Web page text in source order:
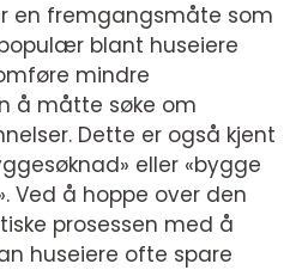
en fremgangsmåte som
blant huseiere
mindre
å måtte søke om
Dette er også kjent
eller «bygge
Ved å hoppe over den
prosessen med å
huseiere ofte spare